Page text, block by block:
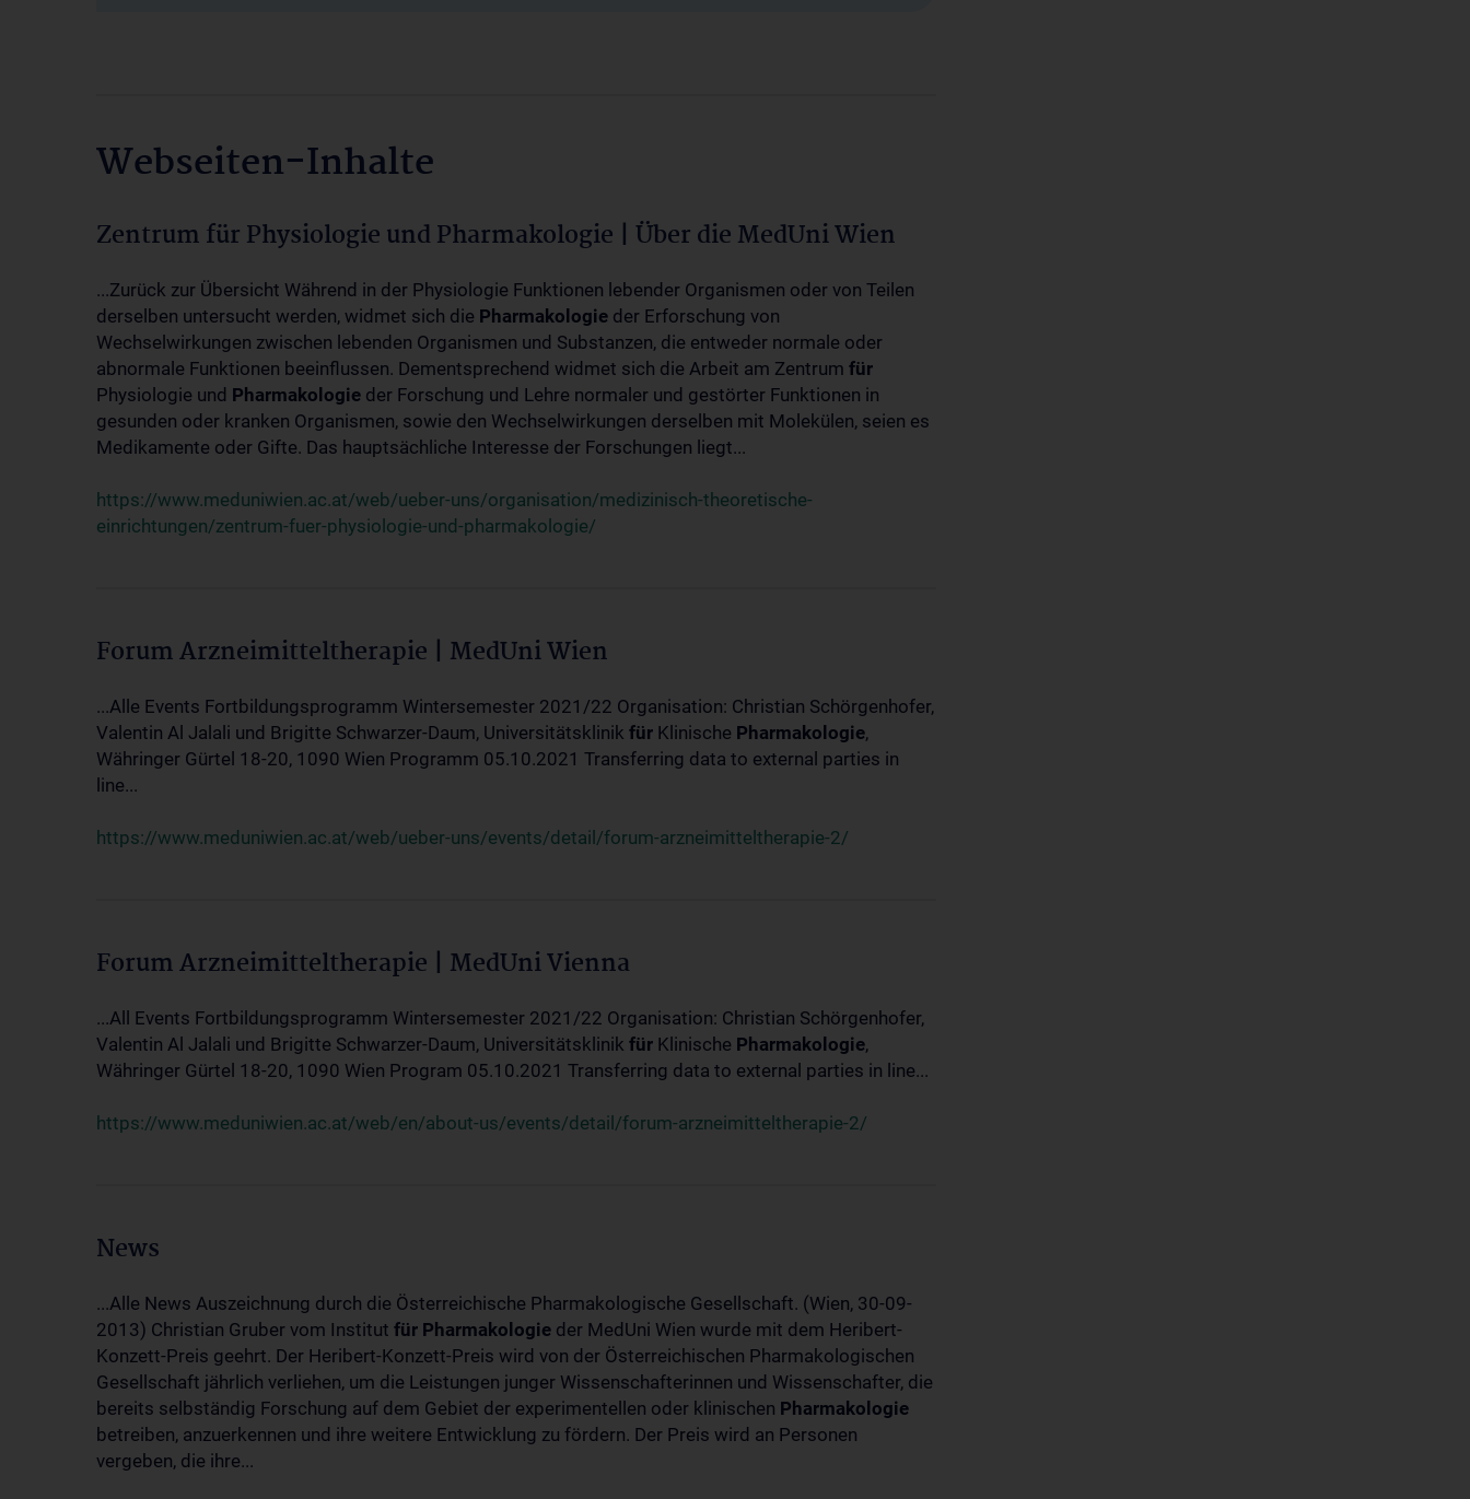
Webseiten-Inhalte
Zentrum für Physiologie und Pharmakologie | Über die MedUni Wien
...Zurück zur Übersicht Während in der Physiologie Funktionen lebender Organismen oder von Teilen
derselben untersucht werden, widmet sich die Pharmakologie der Erforschung von
Wechselwirkungen zwischen lebenden Organismen und Substanzen, die entweder normale oder
abnormale Funktionen beeinflussen. Dementsprechend widmet sich die Arbeit am Zentrum für
Physiologie und Pharmakologie der Forschung und Lehre normaler und gestörter Funktionen in
gesunden oder kranken Organismen, sowie den Wechselwirkungen derselben mit Molekülen, seien es
Medikamente oder Gifte. Das hauptsächliche Interesse der Forschungen liegt...
https://www.meduniwien.ac.at/web/ueber-uns/organisation/medizinisch-theoretische-
einrichtungen/zentrum-fuer-physiologie-und-pharmakologie/
Forum Arzneimitteltherapie | MedUni Wien
...Alle Events Fortbildungsprogramm Wintersemester 2021/22 Organisation: Christian Schörgenhofer,
Valentin Al Jalali und Brigitte Schwarzer-Daum, Universitätsklinik für Klinische Pharmakologie,
Währinger Gürtel 18-20, 1090 Wien Programm 05.10.2021 Transferring data to external parties in
line...
https://www.meduniwien.ac.at/web/ueber-uns/events/detail/forum-arzneimitteltherapie-2/
Forum Arzneimitteltherapie | MedUni Vienna
...All Events Fortbildungsprogramm Wintersemester 2021/22 Organisation: Christian Schörgenhofer,
Valentin Al Jalali und Brigitte Schwarzer-Daum, Universitätsklinik für Klinische Pharmakologie,
Währinger Gürtel 18-20, 1090 Wien Program 05.10.2021 Transferring data to external parties in line...
https://www.meduniwien.ac.at/web/en/about-us/events/detail/forum-arzneimitteltherapie-2/
News
...Alle News Auszeichnung durch die Österreichische Pharmakologische Gesellschaft. (Wien, 30-09-
2013) Christian Gruber vom Institut für Pharmakologie der MedUni Wien wurde mit dem Heribert-
Konzett-Preis geehrt. Der Heribert-Konzett-Preis wird von der Österreichischen Pharmakologischen
Gesellschaft jährlich verliehen, um die Leistungen junger Wissenschafterinnen und Wissenschafter, die
bereits selbständig Forschung auf dem Gebiet der experimentellen oder klinischen Pharmakologie
betreiben, anzuerkennen und ihre weitere Entwicklung zu fördern. Der Preis wird an Personen
vergeben, die ihre...